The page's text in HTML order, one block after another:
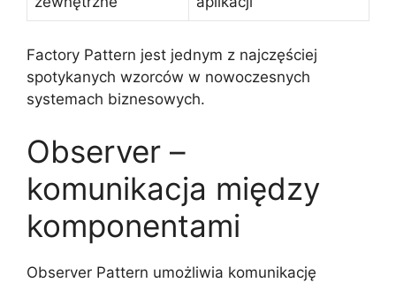
Factory Pattern jest jednym z najczęściej
spotykanych wzorców w nowoczesnych
systemach biznesowych.
Observer –
komunikacja między
komponentami
Observer Pattern umożliwia komunikację